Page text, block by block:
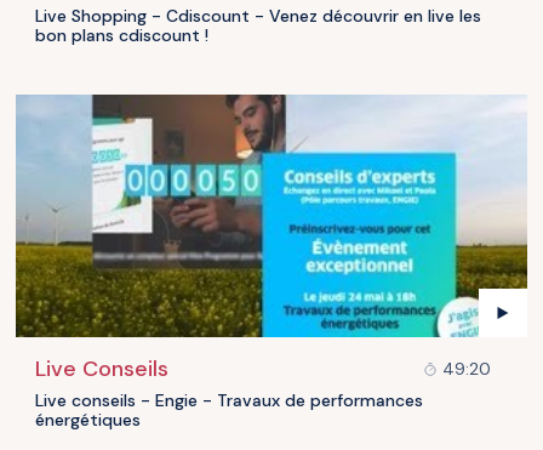
Live Shopping - Cdiscount - Venez découvrir en live les
bon plans cdiscount !
Live Conseils
49:20
Live conseils - Engie - Travaux de performances
énergétiques